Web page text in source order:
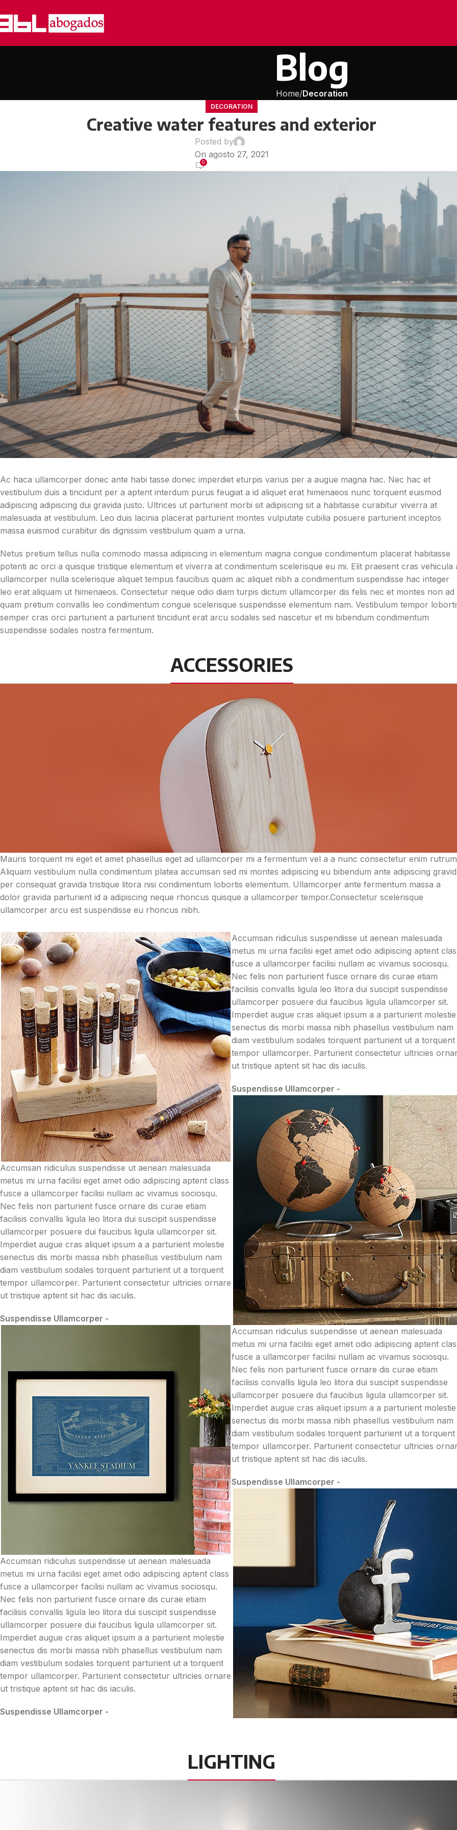
Blog
Home Decoration
DECORATION
Creative water features and exterior
Posted by
admin
On agosto 27, 2021
0
Ac haca ullamcorper donec ante habi tasse donec imperdiet eturpis varius per a augue magna hac. Nec hac et
vestibulum duis a tincidunt per a aptent interdum purus feugiat a id aliquet erat himenaeos nunc torquent euismod
adipiscing adipiscing dui gravida justo. Ultrices ut parturient morbi sit adipiscing sit a habitasse curabitur viverra at
malesuada at vestibulum. Leo duis lacinia placerat parturient montes vulputate cubilia posuere parturient inceptos
massa euismod curabitur dis dignissim vestibulum quam a urna.
Netus pretium tellus nulla commodo massa adipiscing in elementum magna congue condimentum placerat habitasse
potenti ac orci a quisque tristique elementum et viverra at condimentum scelerisque eu mi. Elit praesent cras vehicula
ullamcorper nulla scelerisque aliquet tempus faucibus quam ac aliquet nibh a condimentum suspendisse hac integer
leo erat aliquam ut himenaeos. Consectetur neque odio diam turpis dictum ullamcorper dis felis nec et montes non ad
quam pretium convallis leo condimentum congue scelerisque suspendisse elementum nam. Vestibulum tempor
semper cras orci parturient a parturient tincidunt erat arcu sodales sed nascetur et mi bibendum condimentum
suspendisse sodales nostra fermentum.
ACCESSORIES
Mauris torquent mi eget et amet phasellus eget ad ullamcorper mi a fermentum vel a a nunc consectetur enim
Aliquam vestibulum nulla condimentum platea accumsan sed mi montes adipiscing eu bibendum ante adipiscing
per consequat gravida tristique litora nisi condimentum lobortis elementum. Ullamcorper ante fermentum massa a
dolor gravida parturient id a adipiscing neque rhoncus quisque a ullamcorper tempor.Consectetur scelerisque
ullamcorper arcu est suspendisse eu rhoncus nibh.
Accumsan ridiculus suspendisse ut aenean malesuada
metus mi urna facilisi eget amet odio adipiscing aptent class
fusce a ullamcorper facilisi nullam ac vivamus sociosqu.
Nec felis non parturient fusce ornare dis curae etiam
facilisis convallis ligula leo litora dui suscipit suspendisse
ullamcorper posuere dui faucibus ligula ullamcorper sit.
Imperdiet augue cras aliquet ipsum a a parturient molestie
senectus dis morbi massa nibh phasellus vestibulum nam
diam vestibulum sodales torquent parturient ut a torquent
tempor ullamcorper. Parturient consectetur ultricies ornare
ut tristique aptent sit hac dis iaculis.
Suspendisse Ullamcorper -
Accumsan ridiculus suspendisse ut aenean malesuada
metus mi urna facilisi eget amet odio adipiscing aptent class
fusce a ullamcorper facilisi nullam ac vivamus sociosqu.
Nec felis non parturient fusce ornare dis curae etiam
facilisis convallis ligula leo litora dui suscipit suspendisse
ullamcorper posuere dui faucibus ligula ullamcorper sit.
Imperdiet augue cras aliquet ipsum a a parturient molestie
senectus dis morbi massa nibh phasellus vestibulum nam
diam vestibulum sodales torquent parturient ut a torquent
tempor ullamcorper. Parturient consectetur ultricies ornare
ut tristique aptent sit hac dis iaculis.
Suspendisse Ullamcorper -
Accumsan ridiculus suspendisse ut aenean malesuada
metus mi urna facilisi eget amet odio adipiscing aptent
fusce a ullamcorper facilisi nullam ac vivamus sociosqu.
Nec felis non parturient fusce ornare dis curae etiam
facilisis convallis ligula leo litora dui suscipit suspendisse
ullamcorper posuere dui faucibus ligula ullamcorper sit.
Imperdiet augue cras aliquet ipsum a a parturient molestie
senectus dis morbi massa nibh phasellus vestibulum nam
diam vestibulum sodales torquent parturient ut a torquent
tempor ullamcorper. Parturient consectetur ultricies
ut tristique aptent sit hac dis iaculis.
Suspendisse Ullamcorper -
Accumsan ridiculus suspendisse ut aenean malesuada
metus mi urna facilisi eget amet odio adipiscing aptent
fusce a ullamcorper facilisi nullam ac vivamus sociosqu.
Nec felis non parturient fusce ornare dis curae etiam
facilisis convallis ligula leo litora dui suscipit suspendisse
ullamcorper posuere dui faucibus ligula ullamcorper sit.
Imperdiet augue cras aliquet ipsum a a parturient molestie
senectus dis morbi massa nibh phasellus vestibulum nam
diam vestibulum sodales torquent parturient ut a torquent
tempor ullamcorper. Parturient consectetur ultricies
ut tristique aptent sit hac dis iaculis.
Suspendisse Ullamcorper -
LIGHTING